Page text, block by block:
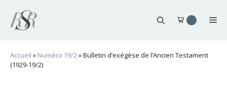
contenu
Accueil » Numéro 19/2»Bulletin d’exégèse de l’Ancien Testament
(1929-19/2)